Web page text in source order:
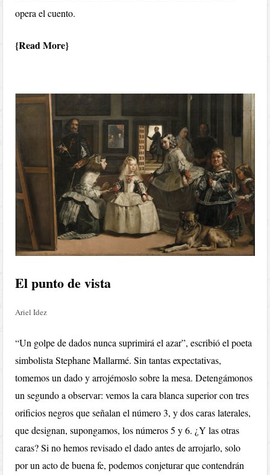
opera el cuento.
Read More
El punto de vista
Ariel Idez
“Un golpe de dados nunca suprimirá el azar”, escribió el poeta
simbolista Stephane Mallarmé. Sin tantas expectativas,
tomemos un dado y arrojémoslo sobre la mesa. Detengámonos
un segundo a observar: vemos la cara blanca superior con tres
orificios negros que señalan el número 3, y dos caras laterales,
que designan, supongamos, los números 5 y 6. ¿Y las otras
caras? Si no hemos revisado el dado antes de arrojarlo, solo
por un acto de buena fe, podemos conjeturar que contendrán